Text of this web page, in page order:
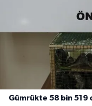
Gümrükte 58 bin 519